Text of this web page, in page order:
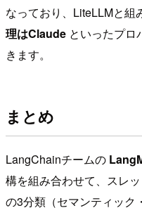
なっており、LiteLLMと組
理はClaude といったプロ
きます。
まとめ
LangChainチームの
構を組み合わせて、スレ
の3分類（セマンティック